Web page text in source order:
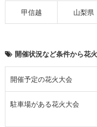
甲信越 山梨県
開催状況など条件から花
開催予定の花火大会
駐車場がある花火大会